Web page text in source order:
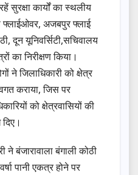
सुरक्षा कार्यों का स्थलीय
फ्लाईओवर, अजबपुर फ्लाई
दून यूनिवर्सिटी,सचिवालय
का निरीक्षण किया।
ने जिलाधिकारी को क्षेत्र
कराया, जिस पर
को क्षेत्रवासियों की
ने बंजारावाला बंगाली कोठी
पानी एकत्र होने पर